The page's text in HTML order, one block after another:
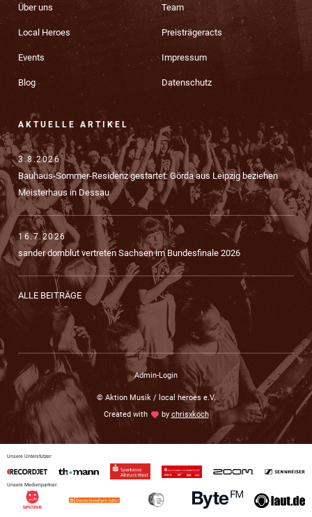
Über uns
Local Heroes
Events
Blog
Team
Preisträgeracts
Impressum
Datenschutz
AKTUELLE ARTIKEL
3.8.2026
Bauhaus-Sommer-Residenz gestartet: Görda aus Leipzig beziehen
Meisterhaus in Dessau
16.7.2026
sander dornblut vertreten Sachsen im Bundesfinale 2026
ALLE BEITRÄGE
Admin-Login
© Aktion Musik / local heroes e.V.
Created withlove by chrisxkoch
Unsere Unterstützer:
Unsere Medienpartner: